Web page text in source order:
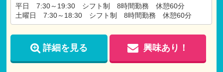
交通費支給（上限あり 月額:30,000円)
残業手当
住宅手当
※マイカー通勤可能 対人無制限任意保険加入が条件
【試用期間】
平日 7:30～19:30 シフト制 8時間勤務 休憩60分
土曜日 7:30～18:30 シフト制 8時間勤務 休憩60分
詳細を見る 興味あり！